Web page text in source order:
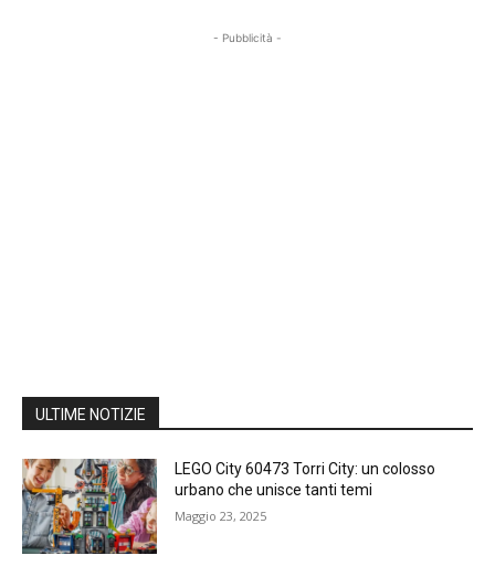
- Pubblicità -
ULTIME NOTIZIE
LEGO City 60473 Torri City: un colosso
urbano che unisce tanti temi
Maggio 23, 2025